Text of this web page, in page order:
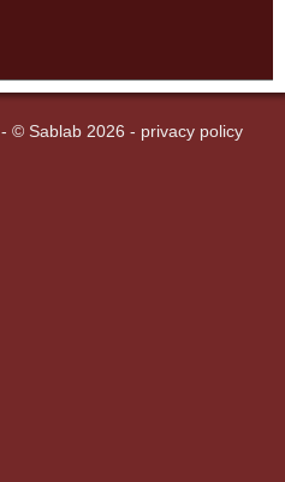
- © Sablab 2026 - privacy policy